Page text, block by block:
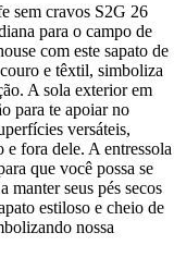
sem cravos S2G 26
para o campo de
com este sapato de
e têxtil, simboliza
A sola exterior em
para te apoiar no
versáteis,
e fora dele. A entressola
que você possa se
manter seus pés secos
estiloso e cheio de
nossa